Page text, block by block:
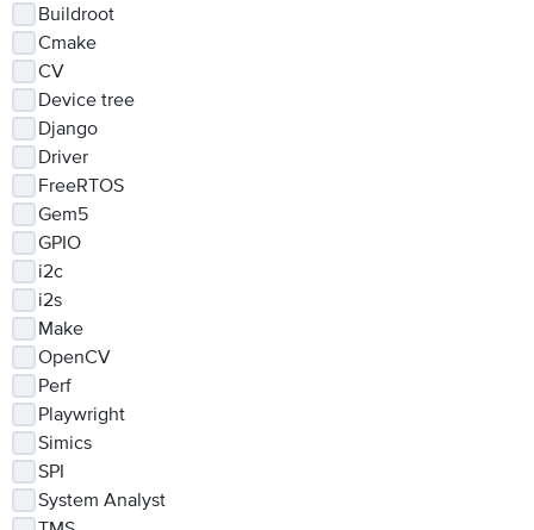
Buildroot
Cmake
CV
Device tree
Django
Driver
FreeRTOS
Gem5
GPIO
i2c
i2s
Make
OpenCV
Perf
Playwright
Simics
SPI
System Analyst